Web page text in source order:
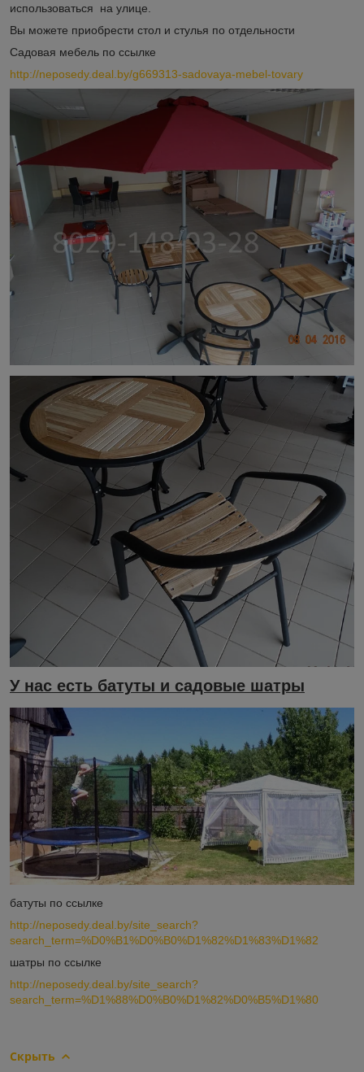
использоваться на улице.
Вы можете приобрести стол и стулья по отдельности
Садовая мебель по ссылке
http://neposedy.deal.by/g669313-sadovaya-mebel-tovary
У нас есть батуты и садовые шатры
батуты по ссылке
http://neposedy.deal.by/site_search?
search_term=%D0%B1%D0%B0%D1%82%D1%83%D1%82
шатры по ссылке
http://neposedy.deal.by/site_search?
search_term=%D1%88%D0%B0%D1%82%D0%B5%D1%80
Скрыть